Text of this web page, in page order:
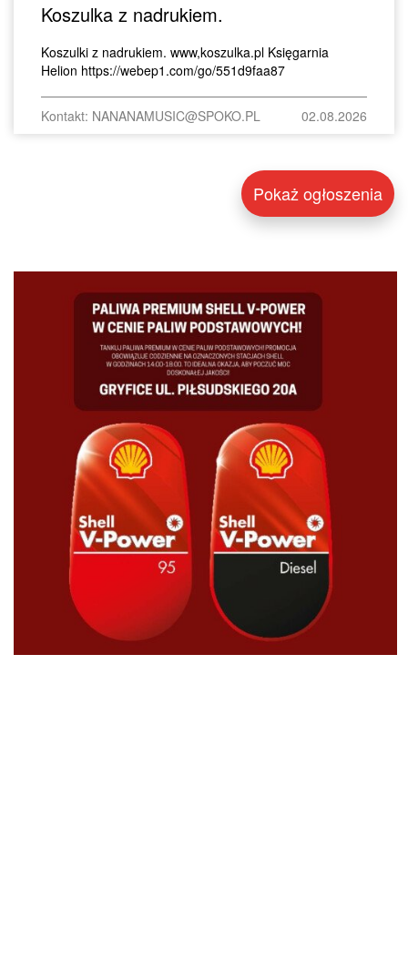
Koszulka z nadrukiem.
Koszulki z nadrukiem. www,koszulka.pl Księgarnia
Helion https://webep1.com/go/551d9faa87
Kontakt: NANANAMUSIC@SPOKO.PL 02.08.2026
Pokaż ogłoszenia